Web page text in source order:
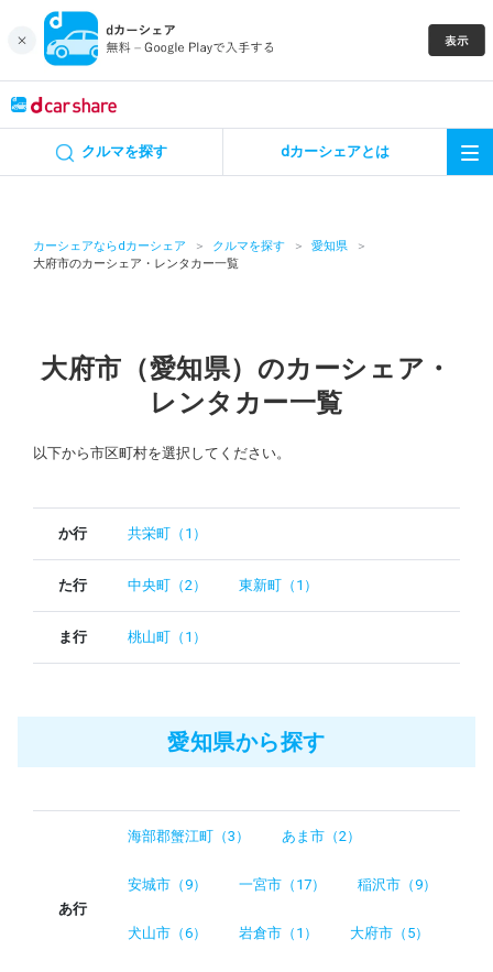
クルマを探す dカーシェアとは
カーシェアならdカーシェア クルマを探す
愛知県
大府市のカーシェア・レンタカー一覧
大府市（愛知県）のカーシェア・
レンタカー一覧
以下から市区町村を選択してください。
か行 共栄町（1）
た行 中央町（2） 東新町（1）
ま行 桃山町（1）
愛知県から探す
あ行
海部郡蟹江町（3） あま市（2）
安城市（9） 一宮市（17） 稲沢市（9）
犬山市（6） 岩倉市（1） 大府市（5）
カーシェア
特集
アプリの使い方